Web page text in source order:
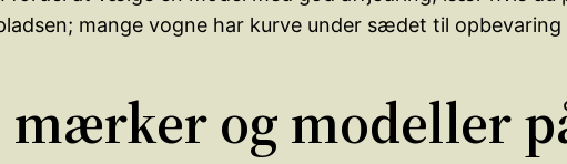
mange vogne har kurve under sædet til
mærker og modeller